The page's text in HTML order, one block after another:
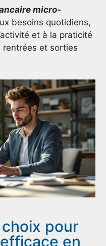
micro-
besoins quotidiens,
et à la praticité
rentrées et sorties
pour
en